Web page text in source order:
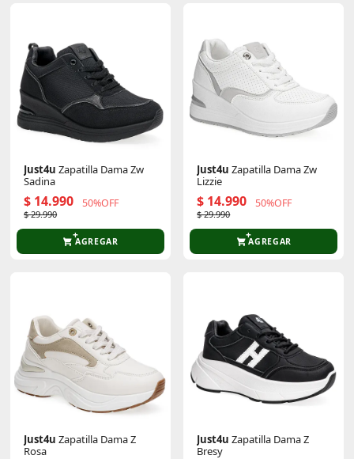
Just4u Zapatilla Dama Zw
Sadina
$ 14.990 50%OFF
$ 29.990
AGREGAR
Just4u Zapatilla Dama Zw
Lizzie
$ 14.990 50%OFF
$ 29.990
AGREGAR
Just4u Zapatilla Dama Z
Rosa
Just4u Zapatilla Dama Z
Bresy